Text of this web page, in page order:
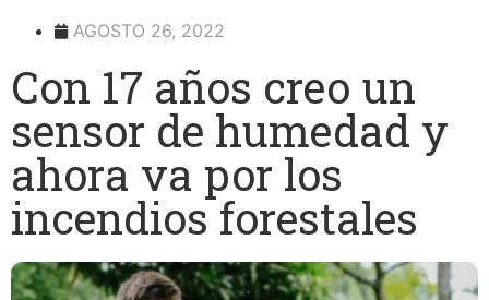
AGOSTO 26, 2022
Con 17 años creo un
sensor de humedad y
ahora va por los
incendios forestales